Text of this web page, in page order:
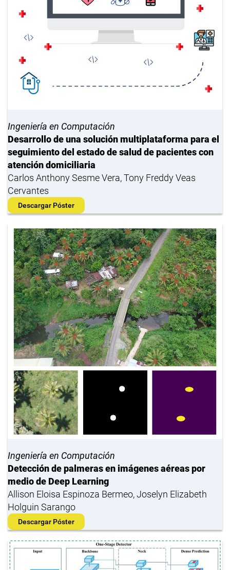
Ingeniería en Computación
Desarrollo de una solución multiplataforma para el
seguimiento del estado de salud de pacientes con
atención domiciliaria
Carlos Anthony Sesme Vera, Tony Freddy Veas
Cervantes
Descargar Póster
Ingeniería en Computación
Detección de palmeras en imágenes aéreas por
medio de Deep Learning
Allison Eloisa Espinoza Bermeo, Joselyn Elizabeth
Holguin Sarango
Descargar Póster